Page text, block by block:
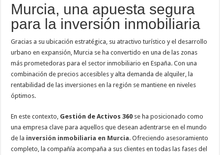
Murcia, una apuesta segura
para la inversión inmobiliaria
Gracias a su ubicación estratégica, su atractivo turístico y el desarrollo
urbano en expansión, Murcia se ha convertido en una de las zonas
más prometedoras para el sector inmobiliario en España. Con una
combinación de precios accesibles y alta demanda de alquiler, la
rentabilidad de las inversiones en la región se mantiene en niveles
óptimos.
En este contexto, Gestión de Activos 360 se ha posicionado como
una empresa clave para aquellos que desean adentrarse en el mundo
de la inversión inmobiliaria en Murcia. Ofreciendo asesoramiento
completo, la compañía acompaña a sus clientes en todas las fases del